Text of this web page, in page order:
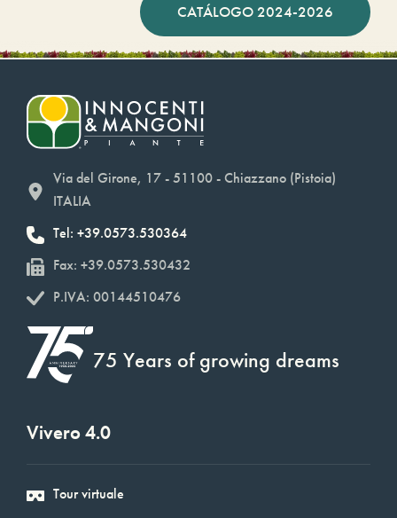
CATÁLOGO 2024-2026
Via del Girone, 17 - 51100 - Chiazzano (Pistoia)
ITALIA
Tel: +39.0573.530364
Fax: +39.0573.530432
P.IVA: 00144510476
75 Years of growing dreams
Vivero 4.0
Tour virtuale